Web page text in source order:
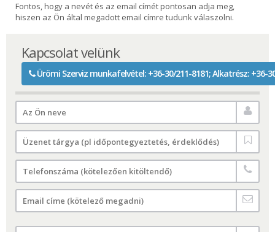
Fontos, hogy a nevét és az email címét pontosan adja meg,
hiszen az Ön által megadott email címre tudunk válaszolni.
Kapcsolat velünk
Ürömi Szerviz munkafelvétel: +36-30/211-8181; Alkatrész: +36-